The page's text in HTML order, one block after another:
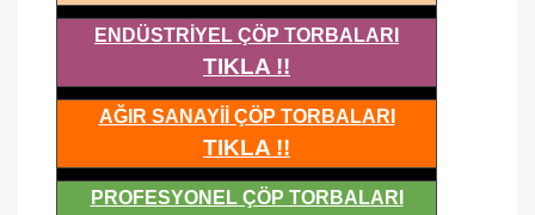
ENDÜSTRİYEL ÇÖP TORBALARI
TIKLA !!
AĞIR SANAYİİ ÇÖP TORBALARI
TIKLA !!
PROFESYONEL ÇÖP TORBALARI